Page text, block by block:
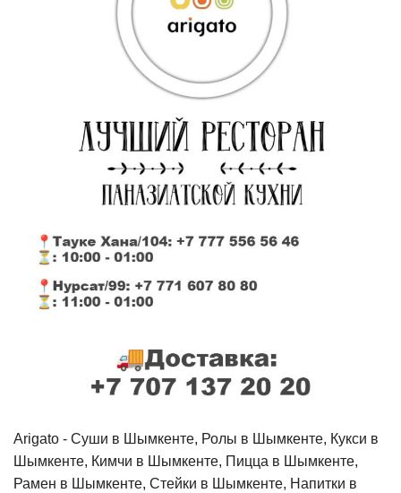
Arigato - Cуши в Шымкенте, Ролы в Шымкенте, Кукси в
Шымкенте, Кимчи в Шымкенте, Пицца в Шымкенте,
Рамен в Шымкенте, Стейки в Шымкенте, Напитки в